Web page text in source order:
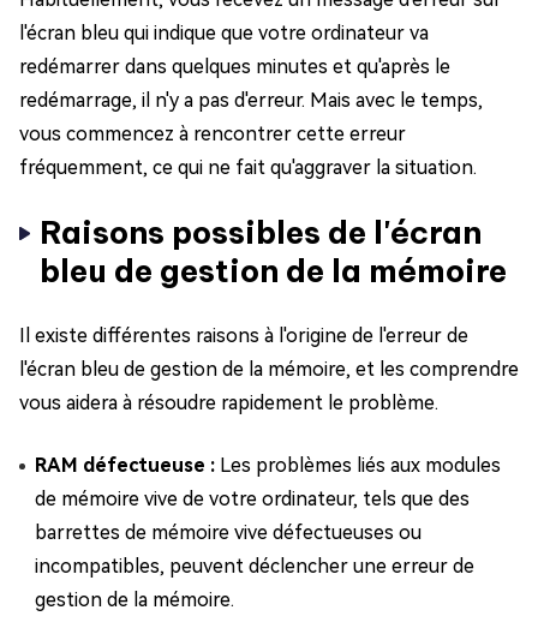
l'écran bleu qui indique que votre ordinateur va
redémarrer dans quelques minutes et qu'après le
redémarrage, il n'y a pas d'erreur. Mais avec le temps,
vous commencez à rencontrer cette erreur
fréquemment, ce qui ne fait qu'aggraver la situation.
Raisons possibles de l'écran
bleu de gestion de la mémoire
Il existe différentes raisons à l'origine de l'erreur de
l'écran bleu de gestion de la mémoire, et les comprendre
vous aidera à résoudre rapidement le problème.
RAM défectueuse : Les problèmes liés aux modules
de mémoire vive de votre ordinateur, tels que des
barrettes de mémoire vive défectueuses ou
incompatibles, peuvent déclencher une erreur de
gestion de la mémoire.